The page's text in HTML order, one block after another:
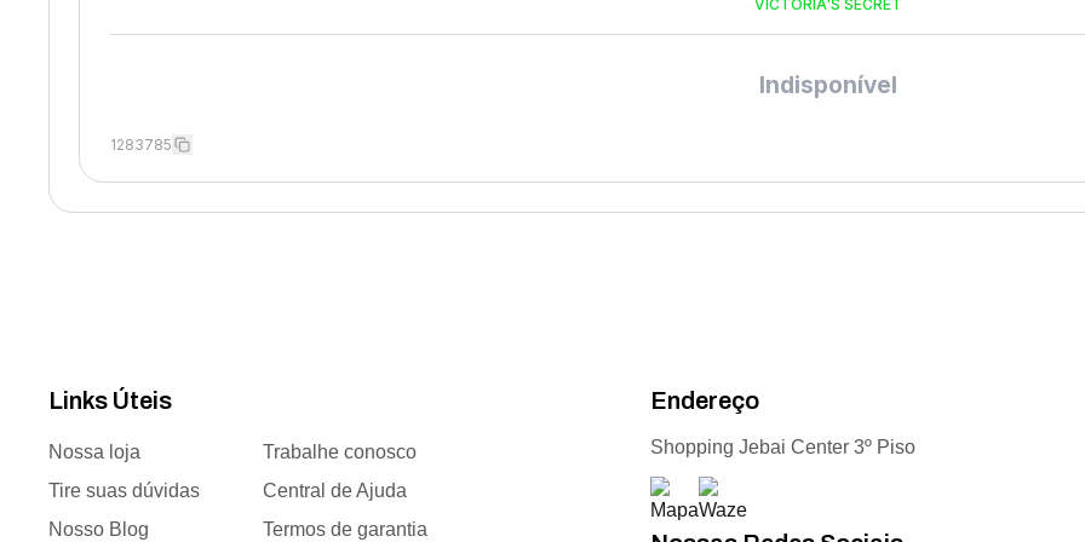
VICTORIA'S SECRET
Indisponível
1283785
Links Úteis
Nossa loja
Trabalhe conosco
Tire suas dúvidas
Central de Ajuda
Nosso Blog
Termos de garantia
Endereço
Shopping Jebai Center 3º Piso